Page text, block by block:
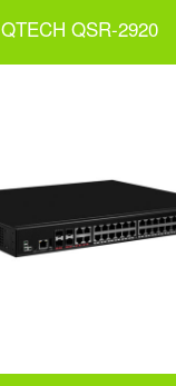
QTECH QSR-2920